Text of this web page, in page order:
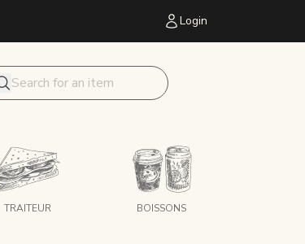
Login
Search
TRAITEUR BOISSONS